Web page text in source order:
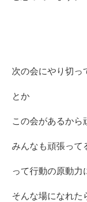
次の会にやり切っ
とか
この会があるから
みんなも頑張って
って行動の原動力
そんな場になれた